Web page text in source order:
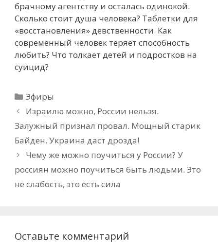
брачному агентству и осталась одинокой.
Сколько стоит душа человека? Таблетки для
«восстановления» девственности. Как
современный человек теряет способность
любить? Что толкает детей и подростков на
суицид?
Рубрики
Эфиры
Израилю можно, России нельзя.
Залужный признал провал. Мощный старик
Байден. Украина даст дрозда!
Чему же можно поучиться у России? У
россиян можно поучиться быть людьми. Это
не слабость, это есть сила
Оставьте комментарий